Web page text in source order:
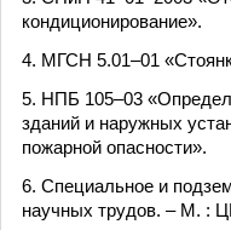
кондиционирование».
4. МГСН 5.01–01
5. НПБ 105–03
зданий и наружных
пожарной опасности».
6. Специальное и
научных трудов. – М. :